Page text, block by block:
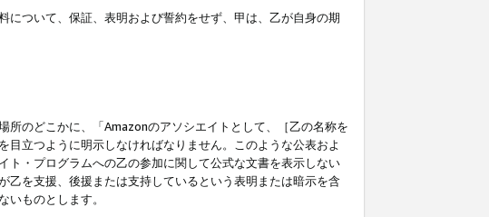
ついて、保証、表明および誓約をせず、甲は、乙が自身の期
のどこかに、「Amazonのアソシエイトとして、［乙の名称を
立つように明示しなければなりません。このような公表およ
・プログラムへの乙の参加に関して公式な文書を表示しない
乙を支援、後援または支持しているという表明または暗示を含
ものとします。